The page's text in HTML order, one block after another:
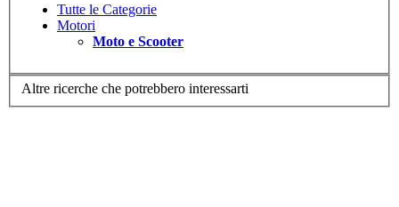
Tutte le Categorie
Motori
Moto e Scooter
Altre ricerche che potrebbero interessarti